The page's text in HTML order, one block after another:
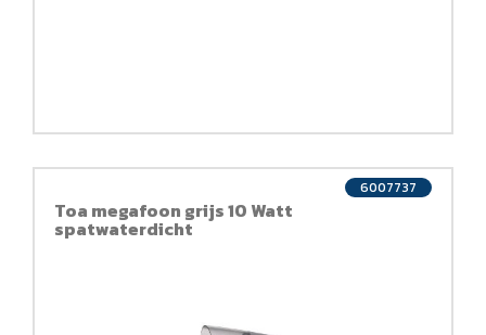
Toa megafoon grijs 10 Watt
spatwaterdicht
6007737